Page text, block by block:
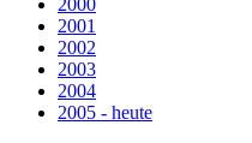
2000
2001
2002
2003
2004
2005 - heute